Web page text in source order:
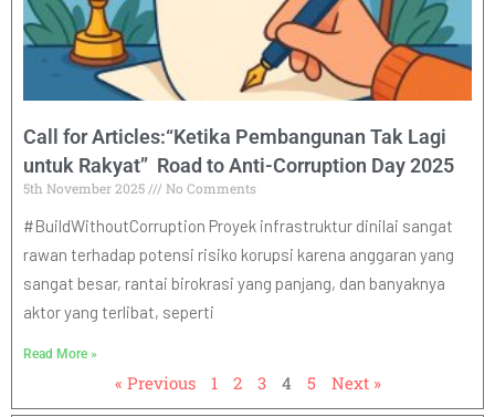
Call for Articles:“Ketika Pembangunan Tak Lagi
untuk Rakyat” Road to Anti-Corruption Day 2025
5th November 2025 No Comments
#BuildWithoutCorruption Proyek infrastruktur dinilai sangat
rawan terhadap potensi risiko korupsi karena anggaran yang
sangat besar, rantai birokrasi yang panjang, dan banyaknya
aktor yang terlibat, seperti
Read More »
« Previous 1 2 3 4 5 Next »